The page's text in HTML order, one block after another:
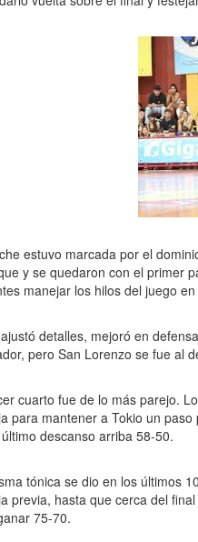
estuvo marcada por el
y se quedaron con el primer
manejar los hilos del juego
detalles, mejoró en
pero San Lorenzo se fue al
cuarto fue de lo más parejo.
para mantener a Tokio un
descanso arriba 58-50.
tónica se dio en los últimos
previa, hasta que cerca del
75-70.